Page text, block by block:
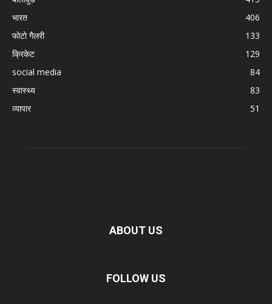
भारत
406
फोटो गैलरी
133
क्रिकेट
129
social media
84
स्वास्थ्य
83
व्यापार
51
ABOUT US
FOLLOW US